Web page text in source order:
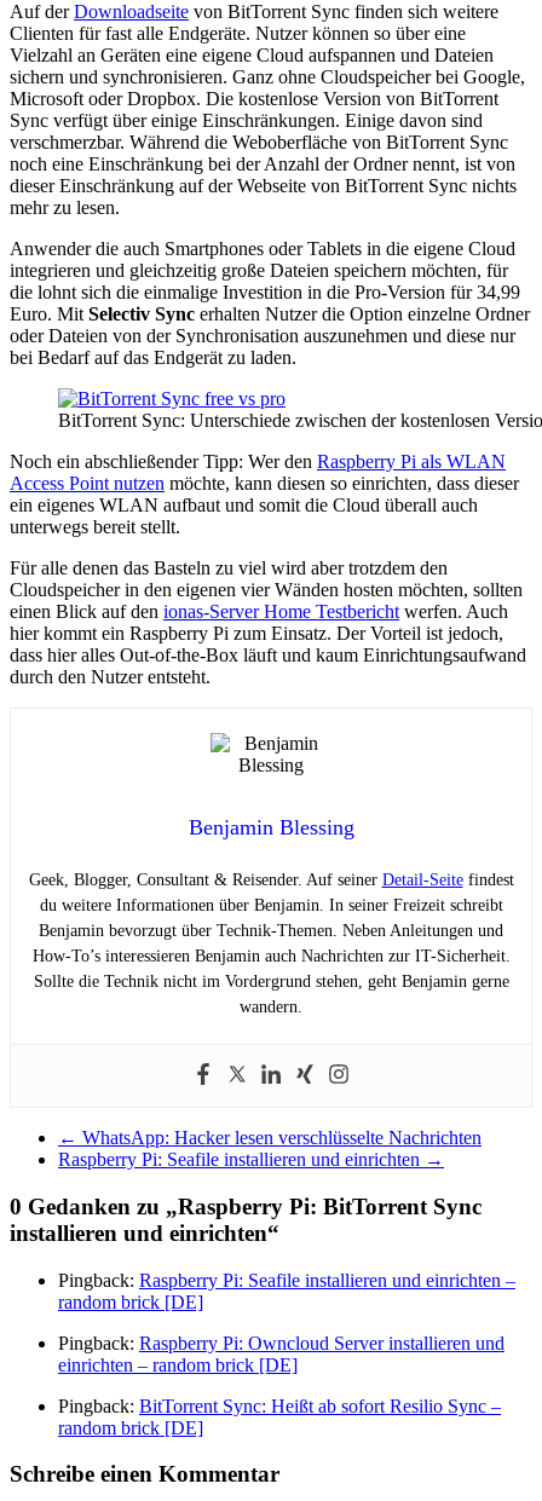
Auf derDownloadseite von BitTorrent Sync finden sich weitere
Clienten für fast alle Endgeräte. Nutzer können so über eine
Vielzahl an Geräten eine eigene Cloud aufspannen und Dateien
sichern und synchronisieren. Ganz ohne Cloudspeicher bei Google,
Microsoft oder Dropbox. Die kostenlose Version von BitTorrent
Sync verfügt über einige Einschränkungen. Einige davon sind
verschmerzbar. Während die Weboberfläche von BitTorrent Sync
noch eine Einschränkung bei der Anzahl der Ordner nennt, ist von
dieser Einschränkung auf der Webseite von BitTorrent Sync nichts
mehr zu lesen.
Anwender die auch Smartphones oder Tablets in die eigene Cloud
integrieren und gleichzeitig große Dateien speichern möchten, für
die lohnt sich die einmalige Investition in die Pro-Version für 34,99
Euro. Mit Selectiv Sync erhalten Nutzer die Option einzelne Ordner
oder Dateien von der Synchronisation auszunehmen und diese nur
bei Bedarf auf das Endgerät zu laden.
BitTorrent Sync: Unterschiede zwischen der kostenlosen
Noch ein abschließender Tipp: Wer den Raspberry Pi als WLAN
Access Point nutzen möchte, kann diesen so einrichten, dass dieser
ein eigenes WLAN aufbaut und somit die Cloud überall auch
unterwegs bereit stellt.
Für alle denen das Basteln zu viel wird aber trotzdem den
Cloudspeicher in den eigenen vier Wänden hosten möchten, sollten
einen Blick auf den ionas-Server Home Testbericht werfen. Auch
hier kommt ein Raspberry Pi zum Einsatz. Der Vorteil ist jedoch,
dass hier alles Out-of-the-Box läuft und kaum Einrichtungsaufwand
durch den Nutzer entsteht.
Benjamin Blessing
Geek, Blogger, Consultant & Reisender. Auf seiner Detail-Seitefindest
du weitere Informationen über Benjamin. In seiner Freizeit schreibt
Benjamin bevorzugt über Technik-Themen. Neben Anleitungen und
How-To’s interessieren Benjamin auch Nachrichten zur IT-Sicherheit.
Sollte die Technik nicht im Vordergrund stehen, geht Benjamin gerne
wandern.
← WhatsApp: Hacker lesen verschlüsselte Nachrichten
Raspberry Pi: Seafile installieren und einrichten →
0 Gedanken zu „Raspberry Pi: BitTorrent Sync
installieren und einrichten“
Pingback: Raspberry Pi: Seafile installieren und einrichten –
random brick [DE]
Pingback: Raspberry Pi: Owncloud Server installieren und
einrichten – random brick [DE]
Pingback: BitTorrent Sync: Heißt ab sofort Resilio Sync –
random brick [DE]
Schreibe einen Kommentar